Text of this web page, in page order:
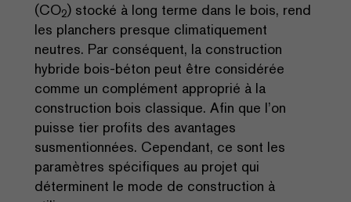
(CO2) stocké à long terme dans le bois, rend
les planchers presque climatiquement
neutres. Par conséquent, la construction
hybride bois-béton peut être considérée
comme un complément approprié à la
construction bois classique. Afin que l’on
puisse tier profits des avantages
susmentionnées. Cependant, ce sont les
paramètres spécifiques au projet qui
déterminent le mode de construction à